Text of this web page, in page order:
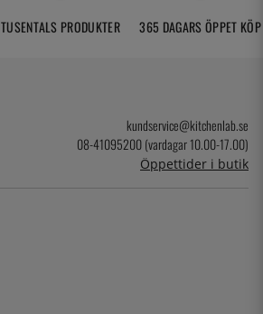
TUSENTALS PRODUKTER 365 DAGARS ÖPPET KÖP
kundservice@kitchenlab.se
08-41095200 (vardagar 10.00-17.00)
Öppettider i butik